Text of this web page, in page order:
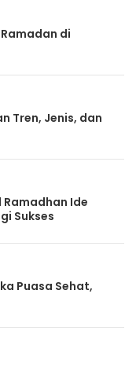
di
Tren, Jenis, dan
Ide
Sukses
Puasa Sehat,